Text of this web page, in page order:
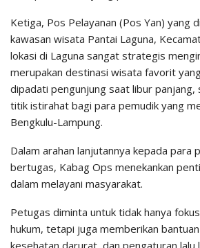
Ketiga, Pos Pelayanan (Pos Yan) yang
kawasan wisata Pantai Laguna,
lokasi di Laguna sangat strategis
merupakan destinasi wisata favorit
dipadati pengunjung saat libur panjang,
titik istirahat bagi para pemudik yang
Bengkulu-Lampung.
Dalam arahan lanjutannya kepada para
bertugas, Kabag Ops menekankan
dalam melayani masyarakat.
Petugas diminta untuk tidak hanya
hukum, tetapi juga memberikan